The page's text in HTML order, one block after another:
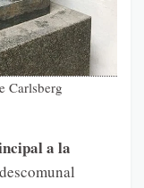
Carlsberg
a la